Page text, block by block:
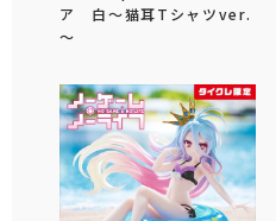
ア 白～猫耳Tシャツver.
～